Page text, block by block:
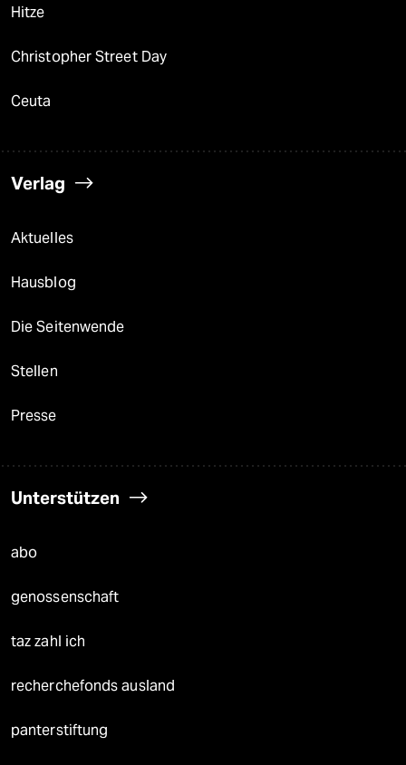
Hitze
Christopher Street Day
Ceuta
Verlag
Aktuelles
Hausblog
Die Seitenwende
Stellen
Presse
Unterstützen
abo
genossenschaft
taz zahl ich
recherchefonds ausland
panterstiftung